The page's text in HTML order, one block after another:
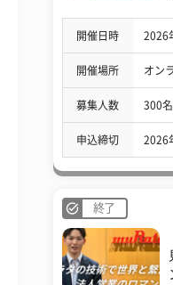
開催日時 2026
開催場所 オン
募集人数 300名
申込締切 2026
終了